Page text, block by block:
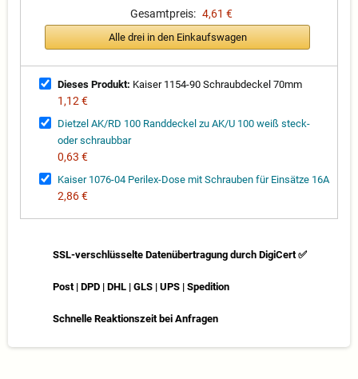
Gesamtpreis: 4,61 €
Alle drei in den Einkaufswagen
Dieses Produkt: Kaiser 1154-90 Schraubdeckel 70mm
1,12 €
Dietzel AK/RD 100 Randdeckel zu AK/U 100 weiß steck-
oder schraubbar
0,63 €
Kaiser 1076-04 Perilex-Dose mit Schrauben für Einsätze 16A
2,86 €
SSL-verschlüsselte Datenübertragung durch DigiCert ✅
Post | DPD | DHL | GLS | UPS | Spedition
Schnelle Reaktionszeit bei Anfragen